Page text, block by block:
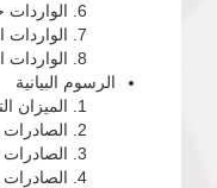
الرسوم البيانية
الميزان
الصادرات
الصادرات
الصادرات